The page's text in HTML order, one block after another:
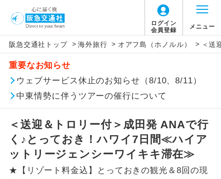
ログイン
会員登録
メニュー
阪急交通社トップ > 海外旅行 > オアフ島（ホノルル） > ＜送
重要なお知らせ
ウェブサービス休止のお知らせ（8/10、8/11）
中東情勢に伴うツアーの催行について
＜送迎＆トロリー付＞成田発 ANAで行
く♪とっておき！ハワイ7日間≪ハイア
ットリージェンシーワイキキ滞在≫
★【リゾート料金込】とっておきの観光＆8回の現
旅行代金に燃油サーチャージは含まれており
ません。別途お支払いが必要となります。
目安：73,600〜80,800円（2026/07/21現
在）
※上記の燃油サーチャージは変更になる場合
があります。
旅行代金に、以下の料金は含まれておりませ
ん。別途お支払が必要となります。
【日本国内空港施設使用料】
成田国際空港
大人（12歳以上）2,460円、子供（2歳以上12
歳未満）1,240円
【旅客保安サービス料】
このツアーは以下の出発地から追加代金でご参
加いただけます。
※リクエスト受付の場合、ご手配の可否は後日回答さ
せていただきます。
追加代金にて各地発着ありとは
当ツアーは日程表に記載の出発空港だけで
なく、各地より下記追加代金にて飛行機や
鉄道などを利用しご参加いただけます。
アイコン 説明
添乗員同行
往路出発空港（駅）から復路到着空港
（駅）まで同行します。
現地到着後、現地係員が同行しお世話い
たします。
バスガイド乗
バスガイドが乗務し、車内での観光案内
があります。
新コース